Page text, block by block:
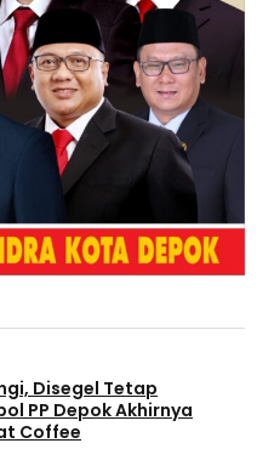
Disegel Tetap
PP Depok Akhirnya
Coffee